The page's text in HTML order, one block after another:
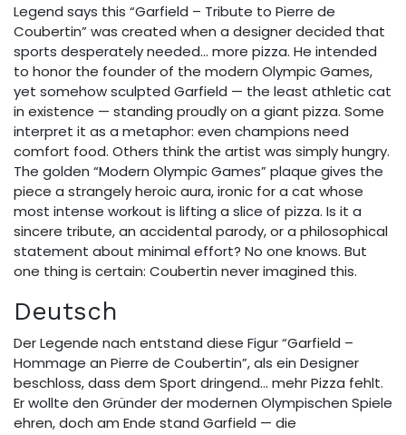
Legend says this “Garfield – Tribute to Pierre de
Coubertin” was created when a designer decided that
sports desperately needed… more pizza. He intended
to honor the founder of the modern Olympic Games,
yet somehow sculpted Garfield — the least athletic cat
in existence — standing proudly on a giant pizza. Some
interpret it as a metaphor: even champions need
comfort food. Others think the artist was simply hungry.
The golden “Modern Olympic Games” plaque gives the
piece a strangely heroic aura, ironic for a cat whose
most intense workout is lifting a slice of pizza. Is it a
sincere tribute, an accidental parody, or a philosophical
statement about minimal effort? No one knows. But
one thing is certain: Coubertin never imagined this.
Deutsch
Der Legende nach entstand diese Figur “Garfield –
Hommage an Pierre de Coubertin”, als ein Designer
beschloss, dass dem Sport dringend… mehr Pizza fehlt.
Er wollte den Gründer der modernen Olympischen Spiele
ehren, doch am Ende stand Garfield — die